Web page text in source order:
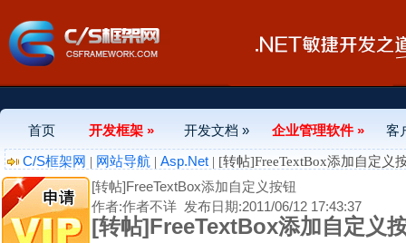
首页 开发框架 » 开发文档 » 企业管理软件 »
客
C/S框架网 | 网站导航 | Asp.Net | [转帖]FreeTextBox添加自定义
[转帖]FreeTextBox添加自定义按钮
作者:作者不详 发布日期:2011/06/12 17:43:37
[转帖]FreeTextBox添加自定义